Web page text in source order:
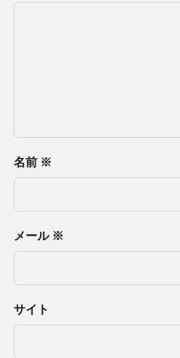
名前 ※
メール ※
サイト